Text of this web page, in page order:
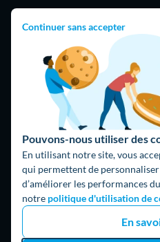
Continuer sans accepter
Pouvons-nous utiliser des
En utilisant notre site, vous
qui permettent de
d’améliorer les performances
notre politique d'utilisation de
En
09 75 18 60
75018
Fait avec ⚡
© 2026 Hello Watt |CGU|